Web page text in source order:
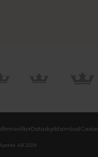
Dataskyddsombud
AB 2026